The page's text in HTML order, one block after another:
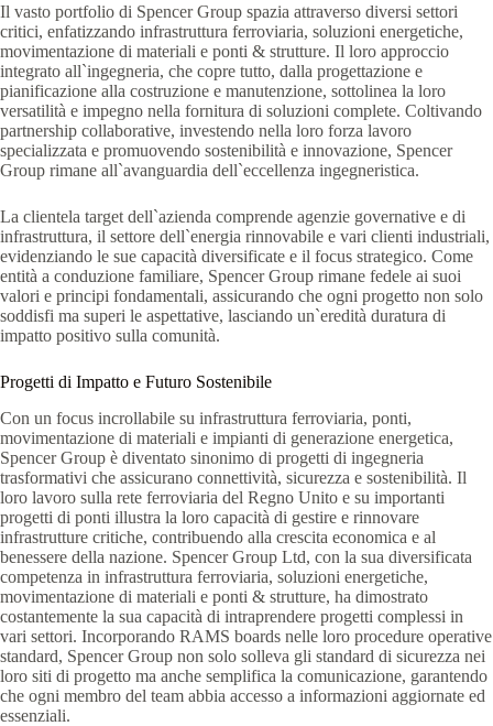
Il vasto portfolio di Spencer Group spazia attraverso diversi settori
critici, enfatizzando infrastruttura ferroviaria, soluzioni energetiche,
movimentazione di materiali e ponti & strutture. Il loro approccio
integrato all`ingegneria, che copre tutto, dalla progettazione e
pianificazione alla costruzione e manutenzione, sottolinea la loro
versatilità e impegno nella fornitura di soluzioni complete. Coltivando
partnership collaborative, investendo nella loro forza lavoro
specializzata e promuovendo sostenibilità e innovazione, Spencer
Group rimane all`avanguardia dell`eccellenza ingegneristica.
La clientela target dell`azienda comprende agenzie governative e di
infrastruttura, il settore dell`energia rinnovabile e vari clienti industriali,
evidenziando le sue capacità diversificate e il focus strategico. Come
entità a conduzione familiare, Spencer Group rimane fedele ai suoi
valori e principi fondamentali, assicurando che ogni progetto non solo
soddisfi ma superi le aspettative, lasciando un`eredità duratura di
impatto positivo sulla comunità.
Progetti di Impatto e Futuro Sostenibile
Con un focus incrollabile su infrastruttura ferroviaria, ponti,
movimentazione di materiali e impianti di generazione energetica,
Spencer Group è diventato sinonimo di progetti di ingegneria
trasformativi che assicurano connettività, sicurezza e sostenibilità. Il
loro lavoro sulla rete ferroviaria del Regno Unito e su importanti
progetti di ponti illustra la loro capacità di gestire e rinnovare
infrastrutture critiche, contribuendo alla crescita economica e al
benessere della nazione. Spencer Group Ltd, con la sua diversificata
competenza in infrastruttura ferroviaria, soluzioni energetiche,
movimentazione di materiali e ponti & strutture, ha dimostrato
costantemente la sua capacità di intraprendere progetti complessi in
vari settori. Incorporando RAMS boards nelle loro procedure operative
standard, Spencer Group non solo solleva gli standard di sicurezza nei
loro siti di progetto ma anche semplifica la comunicazione, garantendo
che ogni membro del team abbia accesso a informazioni aggiornate ed
essenziali.